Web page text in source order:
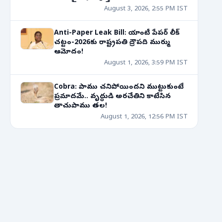
August 3, 2026, 2:55 PM IST
Anti-Paper Leak Bill: యాంటీ పేపర్ లీక్
చట్టం-2026కు రాష్ట్రపతి ద్రౌపది ముర్ము
ఆమోదం!
August 1, 2026, 3:59 PM IST
Cobra: పాము చనిపోయిందని ముట్టుకుంటే
ప్రమాదమే.. వృద్ధుడి అరచేతిని కాటేసిన
తాచుపాము తల!
August 1, 2026, 12:56 PM IST